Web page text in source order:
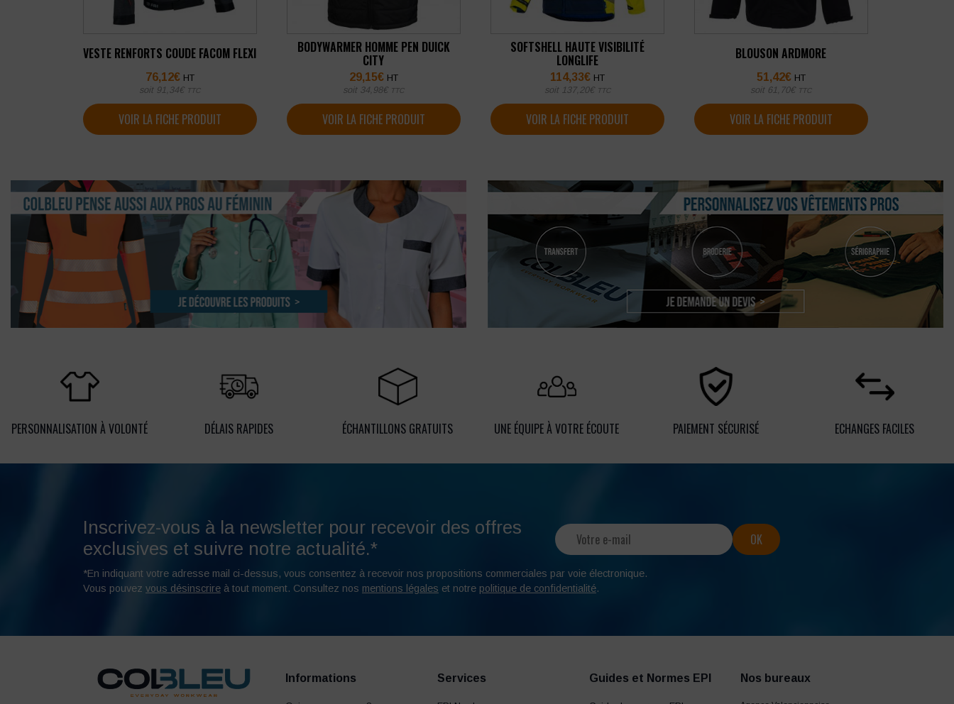
VESTE RENFORTS COUDE FACOM FLEXI
76,12€ HT
soit 91,34€ TTC
VOIR LA FICHE PRODUIT
BODYWARMER HOMME PEN DUICK
CITY
29,15€ HT
soit 34,98€ TTC
VOIR LA FICHE PRODUIT
SOFTSHELL HAUTE VISIBILITÉ
LONGLIFE
114,33€ HT
soit 137,20€ TTC
VOIR LA FICHE PRODUIT
BLOUSON ARDMORE
51,42€ HT
soit 61,70€ TTC
VOIR LA FICHE PRODUIT
PERSONNALISATION À VOLONTÉ DÉLAIS RAPIDES ÉCHANTILLONS GRATUITS UNE ÉQUIPE À VOTRE ÉCOUTE PAIEMENT SÉCURISÉ ECHANGES FACILES
Inscrivez-vous à la newsletter pour recevoir des offres
exclusives et suivre notre actualité.*
*En indiquant votre adresse mail ci-dessus, vous consentez à recevoir nos propositions commerciales par voie électronique.
Vous pouvez vous désinscrire à tout moment. Consultez nos mentions légales et notre politique de confidentialité.
Informations Services Guides et Normes EPI Nos bureaux